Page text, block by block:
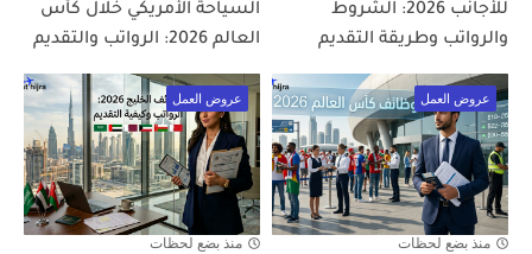
للأجانب 2026: الشروط
والرواتب وطريقة التقديم
السياحة الأمريكي خلال كأس
العالم 2026: الرواتب والتقديم
عروض العمل
منذ بضع لحظات
عروض العمل
منذ بضع لحظات